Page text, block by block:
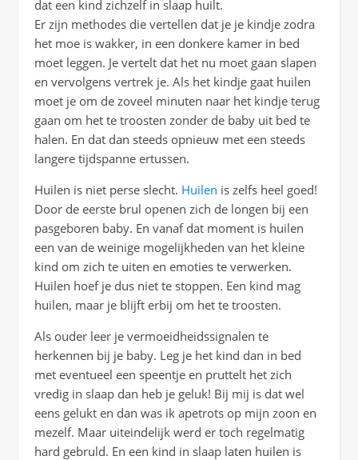
dat een kind zichzelf in slaap huilt.
Er zijn methodes die vertellen dat je je kindje zodra
het moe is wakker, in een donkere kamer in bed
moet leggen. Je vertelt dat het nu moet gaan slapen
en vervolgens vertrek je. Als het kindje gaat huilen
moet je om de zoveel minuten naar het kindje terug
gaan om het te troosten zonder de baby uit bed te
halen. En dat dan steeds opnieuw met een steeds
langere tijdspanne ertussen.
Huilen is niet perse slecht. Huilen is zelfs heel goed!
Door de eerste brul openen zich de longen bij een
pasgeboren baby. En vanaf dat moment is huilen
een van de weinige mogelijkheden van het kleine
kind om zich te uiten en emoties te verwerken.
Huilen hoef je dus niet te stoppen. Een kind mag
huilen, maar je blijft erbij om het te troosten.
Als ouder leer je vermoeidheidssignalen te
herkennen bij je baby. Leg je het kind dan in bed
met eventueel een speentje en pruttelt het zich
vredig in slaap dan heb je geluk! Bij mij is dat wel
eens gelukt en dan was ik apetrots op mijn zoon en
mezelf. Maar uiteindelijk werd er toch regelmatig
hard gebruld. En een kind in slaap laten huilen is